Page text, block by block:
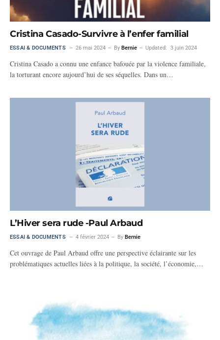
Cristina Casado-Survivre à l’enfer familial
ESSAI & DOCUMENTS 26 mai 2024 By Bernie Updated: 3 juin 2024
Cristina Casado a connu une enfance bafouée par la violence familiale,
la torturant encore aujourd’hui de ses séquelles. Dans un…
L’Hiver sera rude -Paul Arbaud
ESSAI & DOCUMENTS 4 février 2024 By Bernie
Cet ouvrage de Paul Arbaud offre une perspective éclairante sur les
problématiques actuelles liées à la politique, la société, l’économie,…